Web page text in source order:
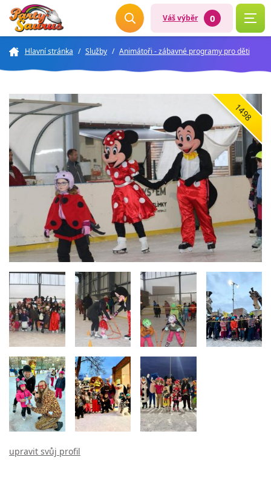
Váš výběr 0
Hlavní stránka / Služby / Animátoři - zábavné programy pro děti
1498
upravit svůj profil